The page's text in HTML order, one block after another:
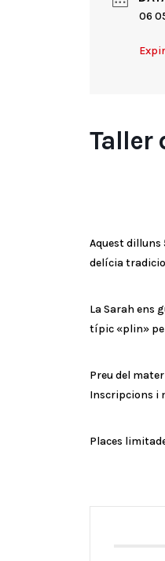
06
Taller
Aquest dilluns
delícia
La Sarah ens
típic «plin»
Preu del
Inscripcions i
Places